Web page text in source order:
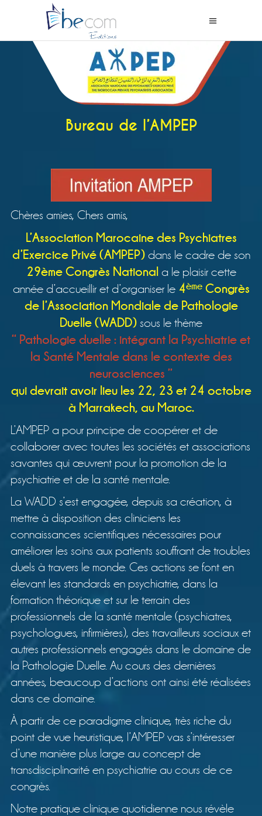
Bureau de l’AMPEP
PROGRAMME
Chères amies, Chers amis,
L’Association Marocaine des Psychiatres
d’Exercice Privé (AMPEP)dans le cadre de son
29ème Congrès National a le plaisir cette
année d’accueillir et d’organiser le 4èmeCongrès
de l’Association Mondiale de Pathologie
Duelle (WADD) sous le thème
“ Pathologie duelle : intégrant la Psychiatrie et
la Santé Mentale dans le contexte des
neurosciences ”
qui devrait avoir lieu les 22, 23 et 24 octobre
à Marrakech, au Maroc.
L’AMPEP a pour principe de coopérer et de
collaborer avec toutes les sociétés et associations
savantes qui œuvrent pour la promotion de la
psychiatrie et de la santé mentale.
La WADD s’est engagée, depuis sa création, à
mettre à disposition des cliniciens les
connaissances scientifiques nécessaires pour
améliorer les soins aux patients souffrant de troubles
duels à travers le monde. Ces actions se font en
élevant les standards en psychiatrie, dans la
formation théorique et sur le terrain des
professionnels de la santé mentale (psychiatres,
psychologues, infirmières), des travailleurs sociaux et
autres professionnels engagés dans le domaine de
la Pathologie Duelle. Au cours des dernières
années, beaucoup d’actions ont ainsi été réalisées
dans ce domaine.
À partir de ce paradigme clinique, très riche du
point de vue heuristique, l’AMPEP vas s’intéresser
d’une manière plus large au concept de
transdisciplinarité en psychiatrie au cours de ce
congrès.
Notre pratique clinique quotidienne nous révèle